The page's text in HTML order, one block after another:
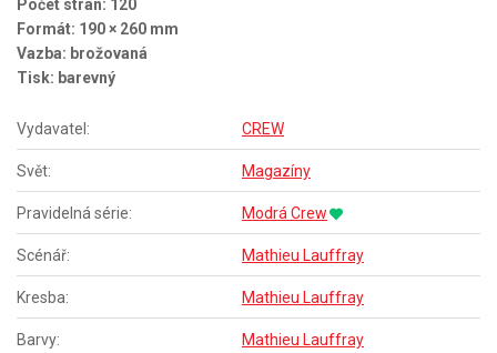
Počet stran: 120
Formát: 190 × 260 mm
Vazba: brožovaná
Tisk: barevný
Vydavatel: CREW
Svět: Magazíny
Pravidelná série: Modrá Crew
Scénář: Mathieu Lauffray
Kresba: Mathieu Lauffray
Barvy: Mathieu Lauffray